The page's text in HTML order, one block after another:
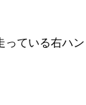
っている右ハ